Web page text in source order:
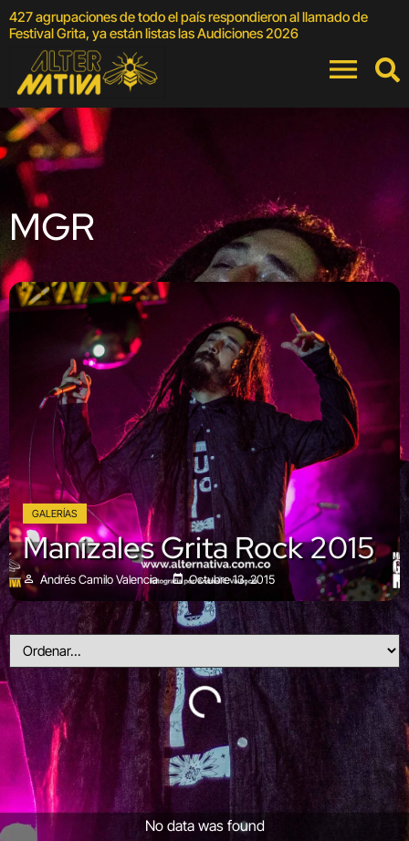
427 agrupaciones de todo el país respondieron al llamado de
Festival Grita, ya están listas las Audiciones 2026
MGR
GALERÍAS
Manizales Grita Rock 2015
Andrés Camilo Valencia Octubre 13, 2015
No data was found